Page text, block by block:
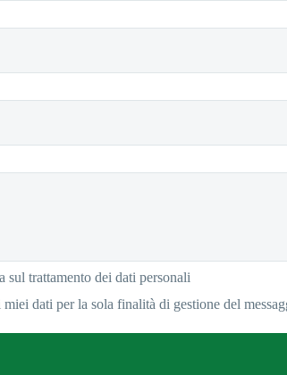
sul trattamento dei dati personali
dati per la sola finalità di gestione del